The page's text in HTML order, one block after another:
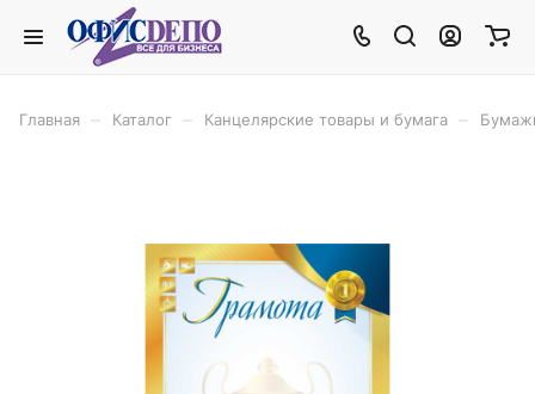
Главная Каталог Канцелярские товары и бумага